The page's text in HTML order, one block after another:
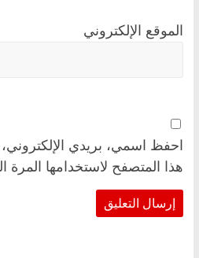
الموقع الإلكتروني
احفظ اسمي، بريدي
هذا المتصفح لاستخدامها المرة